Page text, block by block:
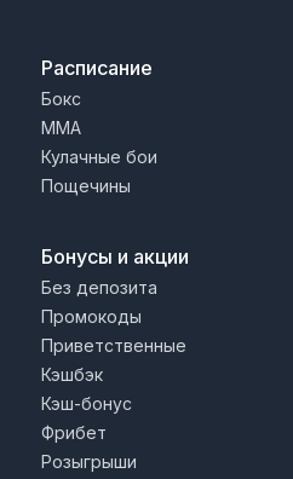
Расписание
Бокс
MMA
Кулачные бои
Пощечины
Бонусы и акции
Без депозита
Промокоды
Приветственные
Кэшбэк
Кэш-бонус
Фрибет
Розыгрыши